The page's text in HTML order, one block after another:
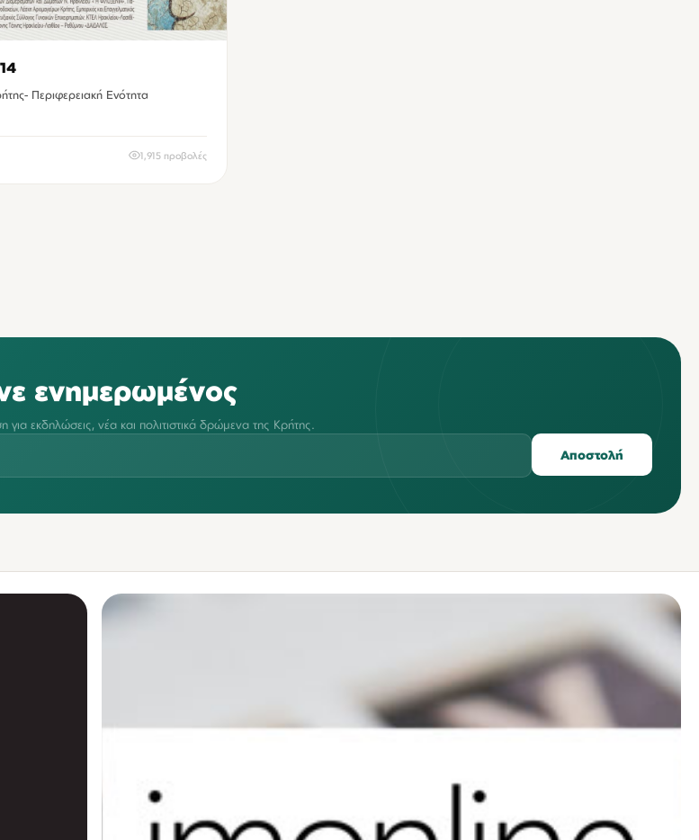
1,915 προβολές
ενημερωμένος
εκδηλώσεις, νέα και πολιτιστικά δρώμενα της Κρήτης.
Αποστολή